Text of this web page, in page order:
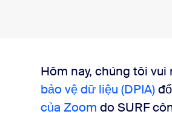
Hôm nay, chúng tôi
bảo vệ dữ liệu (DPIA)
của Zoom do SURF